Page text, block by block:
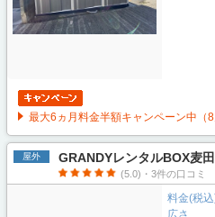
最大6ヵ月料金半額キャンペーン中（
屋外 GRANDYレンタルBOX麦
(5.0)・3件の口コミ
料金(税
広さ